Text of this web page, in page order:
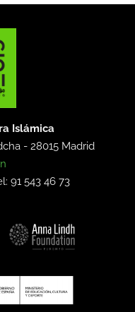
Islámica
-28015 Madrid
91 543 46 73